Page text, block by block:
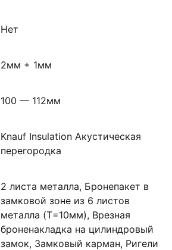
Нет
2мм + 1мм
100 — 112мм
Knauf Insulation Акустическая
перегородка
2 листа металла, Бронепакет в
замковой зоне из 6 листов
металла (T=10мм), Врезная
броненакладка на цилиндровый
замок, Замковый карман, Ригели